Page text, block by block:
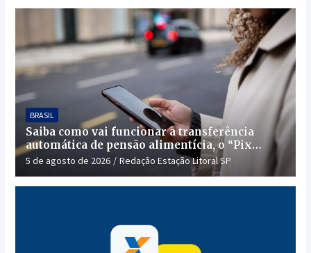
BRASIL
Saiba como vai funcionar a transferência
automática de pensão alimentícia, o “Pix
Pensão”
5 de agosto de 2026 Redação Estação Litoral SP